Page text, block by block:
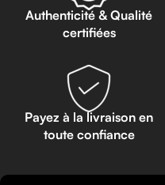
Authenticité & Qualité
certifiées
Payez à la livraison en
toute confiance